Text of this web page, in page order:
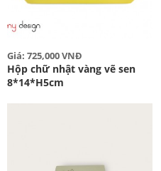
Giá: 725,000 VNĐ
Hộp chữ nhật vàng vẽ sen
8*14*H5cm